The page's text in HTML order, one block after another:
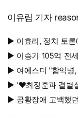
이유림 기자
▶ 이효리, 정치 토론에 난감 반응…보수 vs 진보 사연에 "빠
지면 안 될까요?"
▶ 이승기 105억 전세계약 만료…"차가원 회장, 보증금 안 주
면 법적 조치"
▶ 여에스더 "함익병, 26년전 빌려준 5천만원...그덕에 사업
시작"▶ '♥최정훈과 결
▶ 공황장애 고백했던 김용빈, 180도 달라진 삶…연이은 겹경